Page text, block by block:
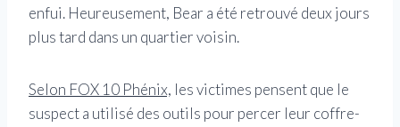
enfui. Heureusement, Bear a été retrouvé deux jours
plus tard dans un quartier voisin.
Selon FOX 10 Phénix, les victimes pensent que le
suspect a utilisé des outils pour percer leur coffre-